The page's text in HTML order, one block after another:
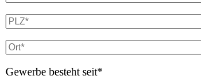
Gewerbe besteht seit*